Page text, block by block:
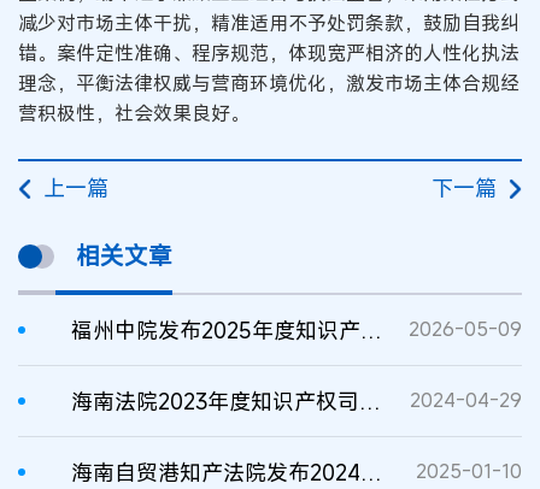
减少对市场主体干扰，精准适用不予处罚条款，鼓励自我纠
错。案件定性准确、程序规范，体现宽严相济的人性化执法
理念，平衡法律权威与营商环境优化，激发市场主体合规经
营积极性，社会效果良好。
上一篇 下一篇
相关文章
福州中院发布2025年度知识产权司法保护十大典型案例 2026-05-09
海南法院2023年度知识产权司法保护十大典型案例 2024-04-29
海南自贸港知产法院发布2024年度知识产权十大典型案例 2025-01-10